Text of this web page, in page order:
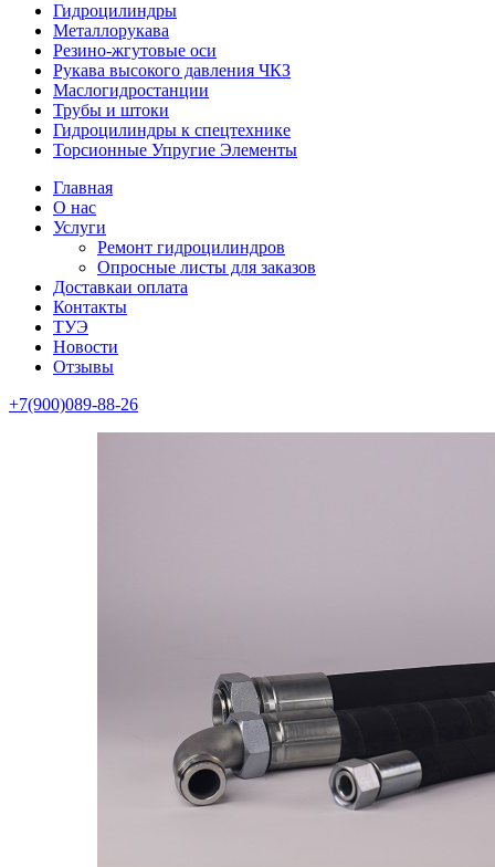
Гидроцилиндры
Металлорукава
Резино-жгутовые оси
Рукава высокого давления ЧКЗ
Маслогидростанции
Трубы и штоки
Гидроцилиндры к спецтехнике
Торсионные Упругие Элементы
Главная
О нас
Услуги
Ремонт гидроцилиндров
Опросные листы для заказов
Доставкаи оплата
Контакты
ТУЭ
Новости
Отзывы
+7(900)089-88-26